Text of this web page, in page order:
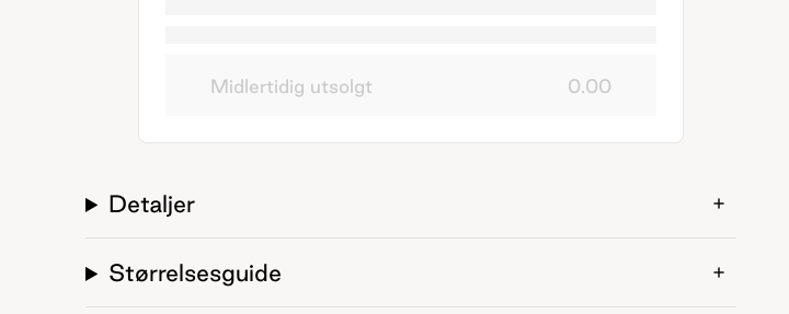
Midlertidig utsolgt 0.00
Detaljer
Størrelsesguide